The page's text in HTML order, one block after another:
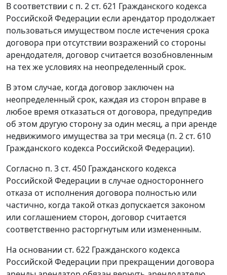
В соответствии с п. 2 ст. 621 Гражданского кодекса
Российской Федерации если арендатор продолжает
пользоваться имуществом после истечения срока
договора при отсутствии возражений со стороны
арендодателя, договор считается возобновленным
на тех же условиях на неопределенный срок.
В этом случае, когда договор заключен на
неопределенный срок, каждая из сторон вправе в
любое время отказаться от договора, предупредив
об этом другую сторону за один месяц, а при аренде
недвижимого имущества за три месяца (п. 2 ст. 610
Гражданского кодекса Российской Федерации).
Согласно п. 3 ст. 450 Гражданского кодекса
Российской Федерации в случае одностороннего
отказа от исполнения договора полностью или
частично, когда такой отказ допускается законом
или соглашением сторон, договор считается
соответственно расторгнутым или измененным.
На основании ст. 622 Гражданского кодекса
Российской Федерации при прекращении договора